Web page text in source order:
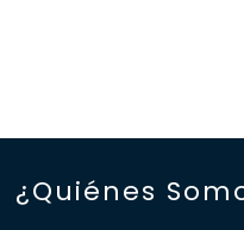
¿Quiénes